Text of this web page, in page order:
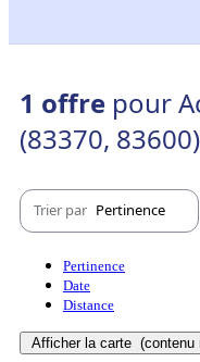
1 offre pour
(83370, 83600)
Trier par Pertinence
Pertinence
Date
Distance
Afficher la carte (contenu